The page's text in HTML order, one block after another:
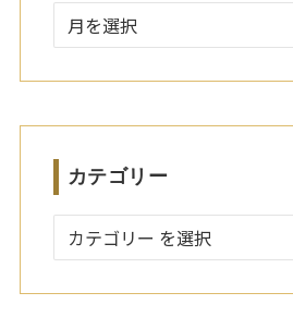
ー
ブ
カテゴリー